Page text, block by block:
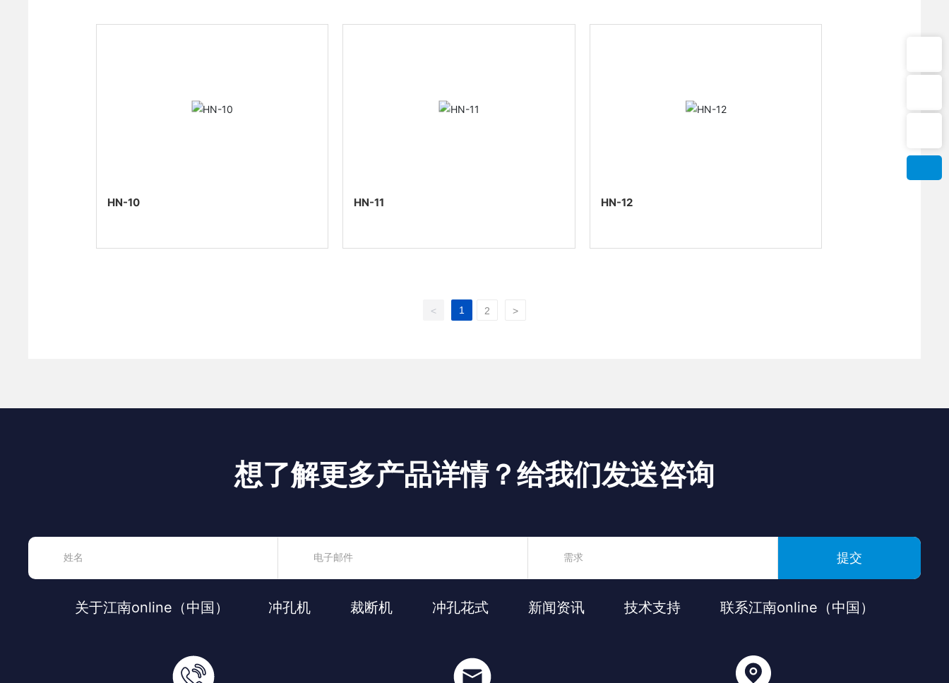
HN-10 HN-11 HN-12
< 1 2 >
想了解更多产品详情？给我们发送咨询
提交
关于江南online（中国） 冲孔机 裁断机 冲孔花式 新闻资讯 技术支持 联系江南online（中国）